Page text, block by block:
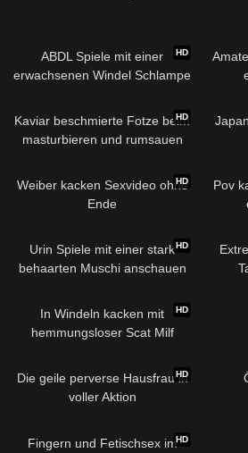
HD
ABDL Spiele mit einer
erwachsenen Windel Schlampe
HD
Kaviar beschmierte Fotze beim
masturbieren und rumsauen
HD
Weiber kacken Sexvideo ohne
Ende
Pov
HD
Urin Spiele mit einer stark
behaarten Muschi anschauen
HD
In Windeln kacken mit
hemmungsloser Scat Milf
HD
Die geile perverse Hausfrau in
voller Aktion
HD
Fingern und Fetischsex im